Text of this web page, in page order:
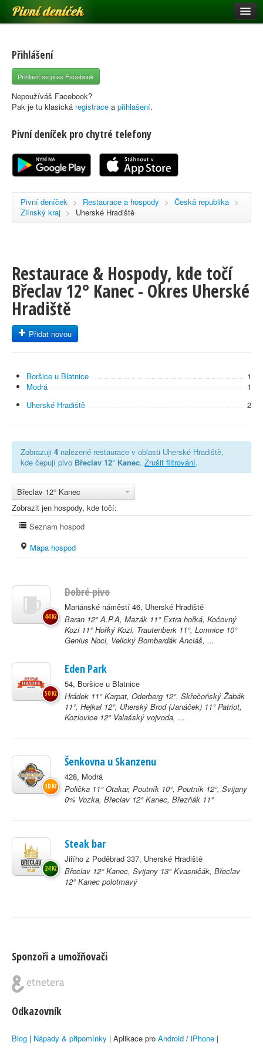
Pivní deníček
Pivní mapa
Pivní značky
Nápověda
Registrace
Přihlášení
Přihlásit se přes Facebook
Nepoužíváš Facebook?
Pak je tu klasická registrace a přihlašení.
Pivní deníček pro chytré telefony
Pivní deníček > Restaurace a hospody > Česká republika >
Zlínský kraj > Uherské Hradiště
Restaurace & Hospody, kde točí
Břeclav 12° Kanec - Okres Uherské
Hradiště
Přidat novou
Boršice u Blatnice
1
Modrá
1
Uherské Hradiště
2
Zobrazuji 4 nalezené restaurace v oblasti Uherské Hradiště,
kde čepují pivo Břeclav 12° Kanec. Zrušit filtrování.
Břeclav 12° Kanec
Zobrazit jen hospody, kde točí:
Seznam hospod
Mapa hospod
Dobré pivo
Mariánské náměstí 46, Uherské Hradiště
Baran 12° A.P.A, Mazák 11° Extra hořká, Kočovný
Kozi 11° Hořký Kozi, Trautenberk 11°, Lomnice 10°
Genius Noci, Velický Bombarďák Anciáš, ...
44 Kč
Eden Park
54, Boršice u Blatnice
Hrádek 11° Karpat, Oderberg 12°, Skřečoňský Žabák
11°, Hejkal 12°, Uherský Brod (Janáček) 11° Patriot,
Kozlovice 12° Valašský vojvoda, ...
50 Kč
Šenkovna u Skanzenu
428, Modrá
Polička 11° Otakar, Poutník 10°, Poutník 12°, Svijany
0% Vozka, Břeclav 12° Kanec, Březňák 11°
30 Kč
Steak bar
Jiřího z Poděbrad 337, Uherské Hradiště
Břeclav 12° Kanec, Svijany 13° Kvasničák, Břeclav
12° Kanec polotmavý
24 Kč
Sponzoři a umožňovači
Odkazovník
Blog | Nápady & připomínky | Aplikace pro Android / iPhone |